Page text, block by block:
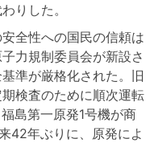
りした。
全性への国民の信頼は
力規制委員会が新設さ
準が厳格化された。旧
検査のために順次運転
島第一原発1号機が商
42年ぶりに、原発によ